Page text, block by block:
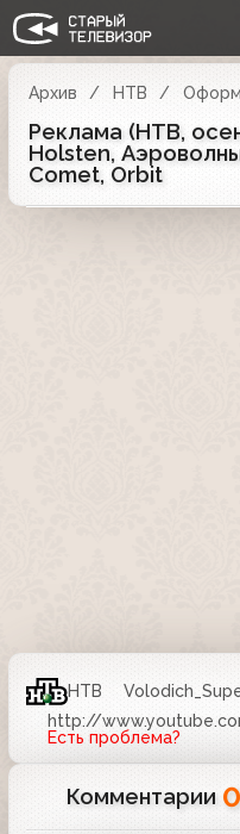
Архив НТВ
Реклама (НТВ,
Holsten,
Comet, Orbit
НТВ
http://
Есть проблема?
Комментарии